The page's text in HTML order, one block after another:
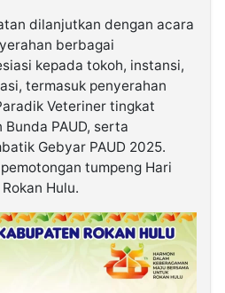
dilanjutkan dengan acara
berbagai
kepada tokoh, instansi,
termasuk penyerahan
Veteriner tingkat
PAUD, serta
Gebyar PAUD 2025.
tumpeng Hari
Hulu.